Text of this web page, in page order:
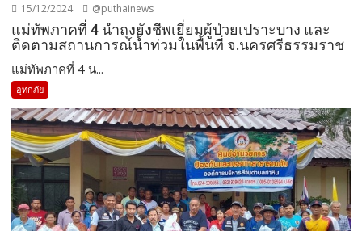
15/12/2024 @puthainews
แม่ทัพภาคที่ 4 นำถุงยังชีพเยี่ยมผู้ป่วยเปราะบาง และ
ติดตามสถานการณ์น้ำท่วมในพื้นที่ จ.นครศรีธรรมราช
แม่ทัพภาคที่ 4 น...
อุทกภัย